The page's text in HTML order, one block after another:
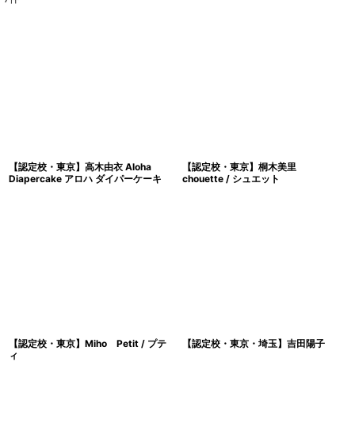
【認定校・東京】高木由衣 Aloha
Diapercake アロハ ダイパーケーキ
【認定校・東京】桐木美里
chouette / シュエット
【認定校・東京】Miho Petit / プテ
ィ
【認定校・東京・埼玉】吉田陽子